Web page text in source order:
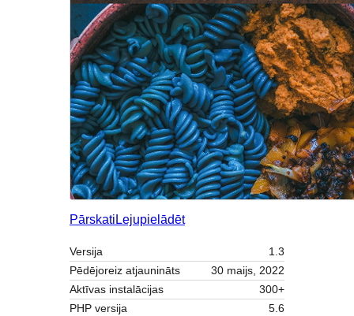
Pārskati Lejupielādēt
Versija
1.3
Pēdējoreiz atjaunināts
30 maijs, 2022
Aktīvas instalācijas
300+
PHP versija
5.6